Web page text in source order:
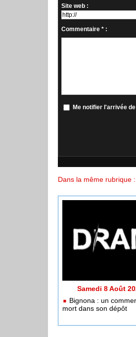
Site web :
Commentaire * :
Me notifier l'arrivée
Dans la même rubrique :
Samedi 8 Août
Bignona : un
mort dans son dépôt